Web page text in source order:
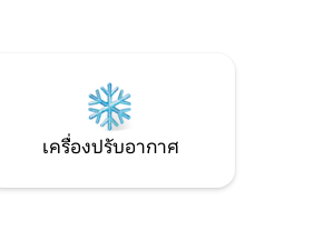
เครื่องปรับอากาศ